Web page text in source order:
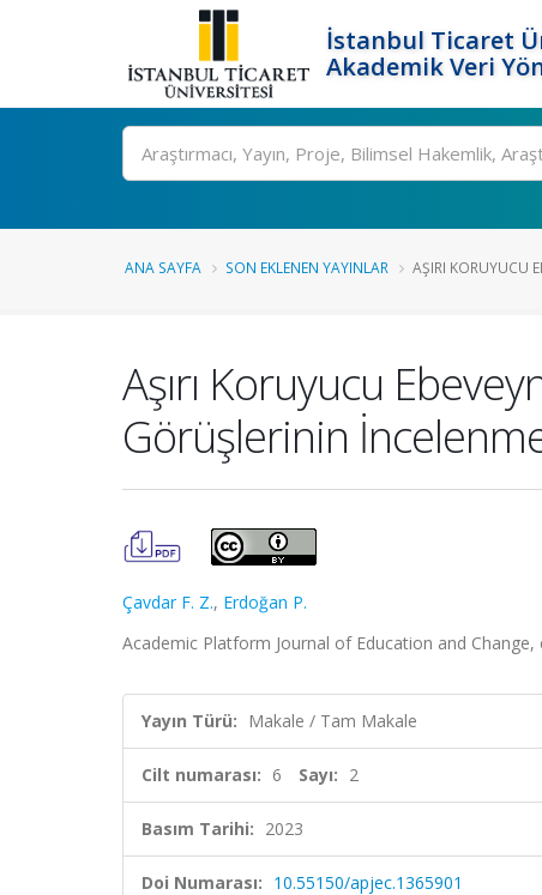
İstanbul Ticaret
Akademik Veri
Ara
ANA SAYFA SON EKLENEN YAYINLAR AŞIRI KORUYUCU
Aşırı Koruyucu
Görüşlerinin
Çavdar F. Z., Erdoğan P.
Academic Platform Journal of Education and
Yayın Türü: Makale / Tam Makale
Cilt numarası: 6 Sayı: 2
Basım Tarihi: 2023
Doi Numarası: 10.55150/apjec.1365901